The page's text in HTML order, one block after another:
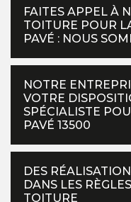
FAITES APPEL À
TOITURE POUR
PAVÉ : NOUS
NOTRE
VOTRE
SPÉCIALISTE
PAVÉ 13500
DES
DANS LES
TOITURE